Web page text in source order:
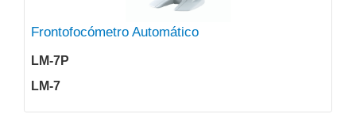
Frontofocómetro Automático
LM-7P
LM-7